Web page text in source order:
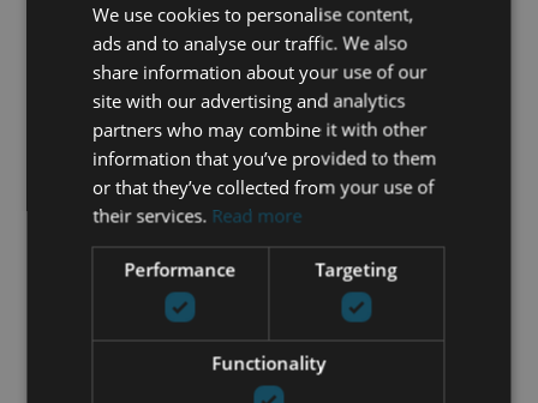
We use cookies to personalise content,
ads and to analyse our traffic. We also
share information about your use of our
site with our advertising and analytics
partners who may combine it with other
information that you’ve provided to them
or that they’ve collected from your use of
their services. Read more
Performance Targeting
Functionality